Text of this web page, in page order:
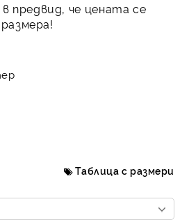
предвид, че цената се
Таблица с размери